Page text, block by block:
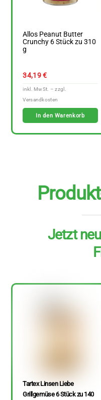
Allos Peanut Butter
Crunchy 6 Stück zu 310
g
34,19€
In den Warenkorb
Jetzt
Tartex Linsen Liebe
Grillgemüse 6 Stück zu 140